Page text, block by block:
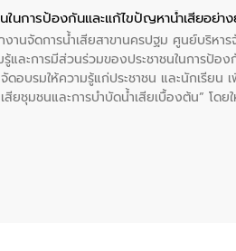
ในการป้องกันและแก้ไขปัญหาน้ำเสียอย่า
นจัดการน้ำเสียสาขานครปฐม ศูนย์บริหา
และการมีส่วนร่วมของประชาชนในการป้อ
บรมให้ความรู้แก่ประชาชน และนักเรียน
ชุมชนและการบำบัดน้ำเสียเบื้องต้น” โดย
ารบำบัดน้ำเสียเบื้องต้นในครัวเรือน ณ เ